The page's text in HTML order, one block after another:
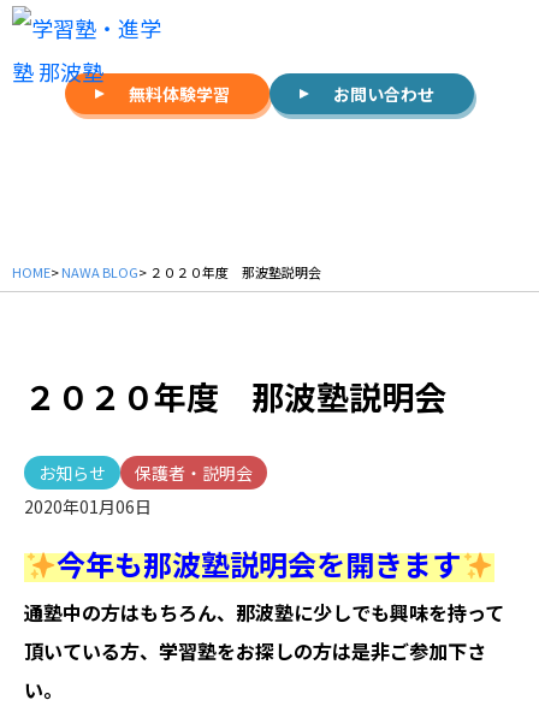
無料体験学習 お問い合わせ
HOME>NAWA BLOG> ２０２０年度 那波塾説明会
２０２０年度 那波塾説明会
お知らせ
保護者・説明会
2020年01月06日
今年も那波塾説明会を開きます
通塾中の方はもちろん、那波塾に少しでも興味を持って
頂いている方、学習塾をお探しの方は是非ご参加下さ
い。